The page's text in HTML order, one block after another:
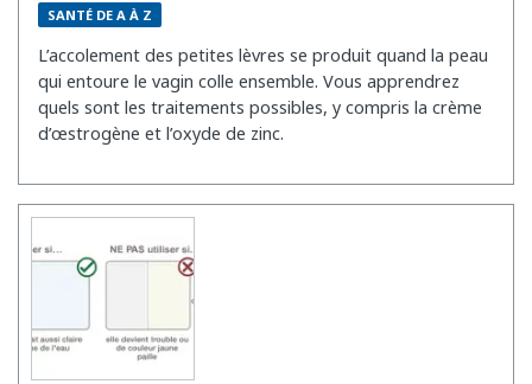
SANTÉ DE A À Z
L’accolement des petites lèvres se produit quand la peau
qui entoure le vagin colle ensemble. Vous apprendrez
quels sont les traitements possibles, y compris la crème
d’œstrogène et l’oxyde de zinc.